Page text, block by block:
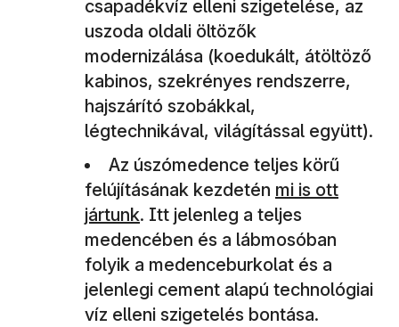
csapadékvíz elleni szigetelése, az
uszoda oldali öltözők
modernizálása (koedukált, átöltöző
kabinos, szekrényes rendszerre,
hajszárító szobákkal,
légtechnikával, világítással együtt).
Az úszómedence teljes körű
felújításának kezdetén (új ablakban
mi is ott
jártunk. Itt jelenleg a teljes
medencében és a lábmosóban
folyik a medenceburkolat és a
jelenlegi cement alapú technológiai
víz elleni szigetelés bontása.